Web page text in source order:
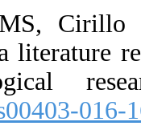
5.
lichen
of
[